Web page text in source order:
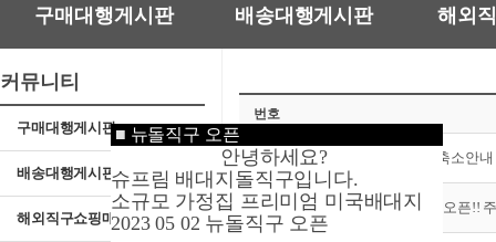
■ 뉴돌직구 오픈
안녕하세요?
슈프림 배대지돌직구입니다.
소규모 가정집 프리미엄 미국배대지
2023 05 02 뉴돌직구 오픈
구매대행게시판 배송대행게시판 해외
커뮤니티
구매대행게시판
배송대행게시판
해외직구쇼핑매뉴얼
번호
공지 오레곤 가정집 1개로 축소안내
공지 뉴돌직구 일본 오사카 오픈!!